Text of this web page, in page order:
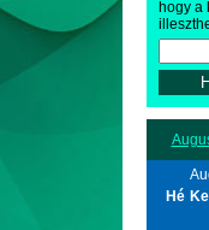
hogy a
Hé Ke